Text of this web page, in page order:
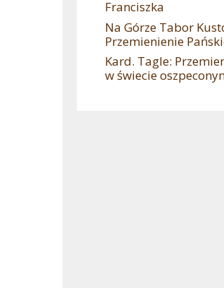
Franciszka
Na Górze Tabor
Przemienienie
Kard. Tagle:
w świecie